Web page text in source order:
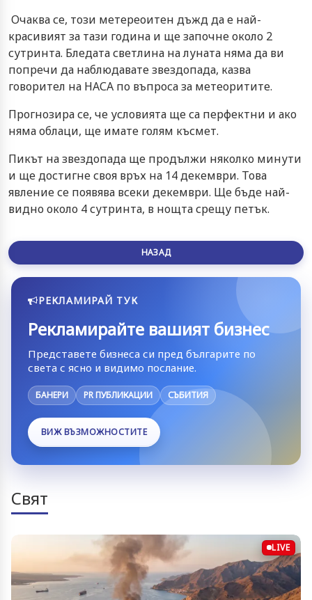
Очаква се, този метереоитен дъжд да е най-
красивият за тази година и ще започне около 2
сутринта. Бледата светлина на луната няма да ви
попречи да наблюдавате звездопада, казва
говорител на НАСА по въпроса за метеоритите.
Прогнозира се, че условията ще са перфектни и ако
няма облаци, ще имате голям късмет.
Пикът на звездопада ще продължи няколко минути
и ще достигне своя връх на 14 декември. Това
явление се появява всеки декември. Ще бъде най-
видно около 4 сутринта, в нощта срещу петък.
НАЗАД
РЕКЛАМИРАЙ ТУК
Рекламирайте вашият бизнес
Представете бизнеса си пред българите по
света с ясно и видимо послание.
БАНЕРИ PR ПУБЛИКАЦИИ СЪБИТИЯ
ВИЖ ВЪЗМОЖНОСТИТЕ
Свят
LIVE